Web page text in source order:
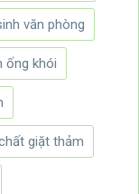
văn phòng
ống khói
giặt thảm